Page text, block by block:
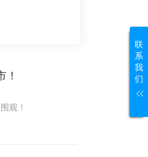
！
观！
联
系
我
们